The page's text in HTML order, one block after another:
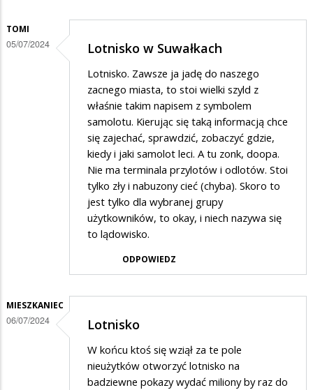
TOMI
05/07/2024 Lotnisko w Suwałkach
Lotnisko. Zawsze ja jadę do naszego
zacnego miasta, to stoi wielki szyld z
właśnie takim napisem z symbolem
samolotu. Kierując się taką informacją chce
się zajechać, sprawdzić, zobaczyć gdzie,
kiedy i jaki samolot leci. A tu zonk, doopa.
Nie ma terminala przylotów i odlotów. Stoi
tylko zły i nabuzony cieć (chyba). Skoro to
jest tylko dla wybranej grupy
użytkowników, to okay, i niech nazywa się
to lądowisko.
ODPOWIEDZ
MIESZKANIEC
06/07/2024 Lotnisko
W końcu ktoś się wziął za te pole
nieużytków otworzyć lotnisko na
badziewne pokazy wydać miliony by raz do